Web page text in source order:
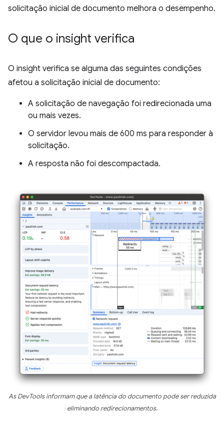
solicitação inicial de documento melhora o desempenho.
O que o insight verifica
O insight verifica se alguma das seguintes condições
afetou a solicitação inicial de documento:
A solicitação de navegação foi redirecionada uma
ou mais vezes.
O servidor levou mais de 600 ms para responder à
solicitação.
A resposta não foi descompactada.
As DevTools informam que a latência do documento pode ser reduzida
eliminando redirecionamentos.